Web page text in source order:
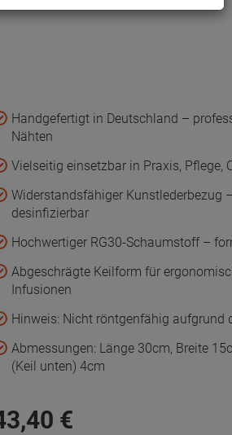
Handgefertigt in Deutschland –
Nähten
Vielseitig einsetzbar in Praxis, Pflege,
Widerstandsfähiger Kunstlederbezug
desinfizierbar
Hochwertiger RG30-Schaumstoff –
Abgeschrägte Keilform für
Infusionen
Hinweis: Nicht röntgenfähig aufgrund
Abmessungen: Länge 30cm, Breite
(Keil unten) 4cm
40 €